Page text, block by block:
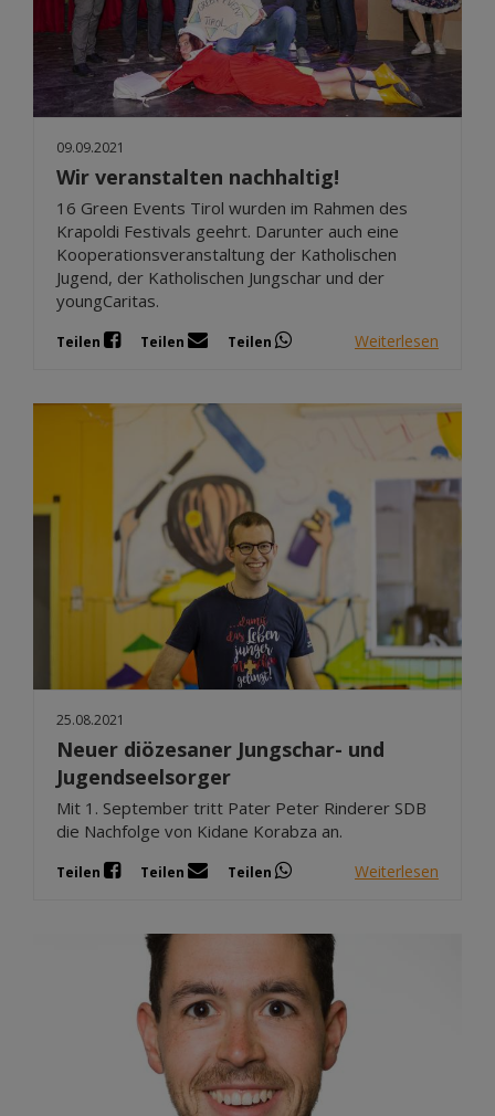
09.09.2021
Wir veranstalten nachhaltig!
16 Green Events Tirol wurden im Rahmen des
Krapoldi Festivals geehrt. Darunter auch eine
Kooperationsveranstaltung der Katholischen
Jugend, der Katholischen Jungschar und der
youngCaritas.
Teilen Teilen Teilen Weiterlesen
25.08.2021
Neuer diözesaner Jungschar- und
Jugendseelsorger
Mit 1. September tritt Pater Peter Rinderer SDB
die Nachfolge von Kidane Korabza an.
Teilen Teilen Teilen Weiterlesen